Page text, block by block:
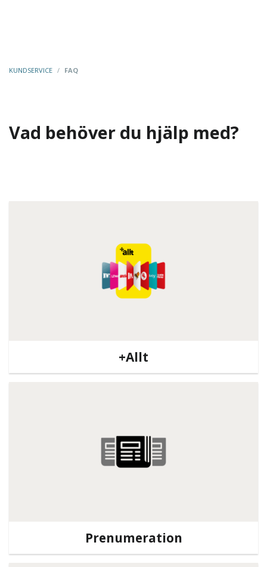
KUNDSERVICE / FAQ
Vad behöver du hjälp med?
+Allt
Prenumeration